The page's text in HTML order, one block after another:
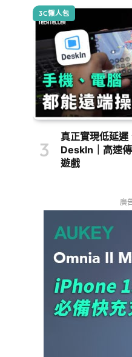
3C懶人包
真正實現低延
DeskIn｜高速
遊戲
廣